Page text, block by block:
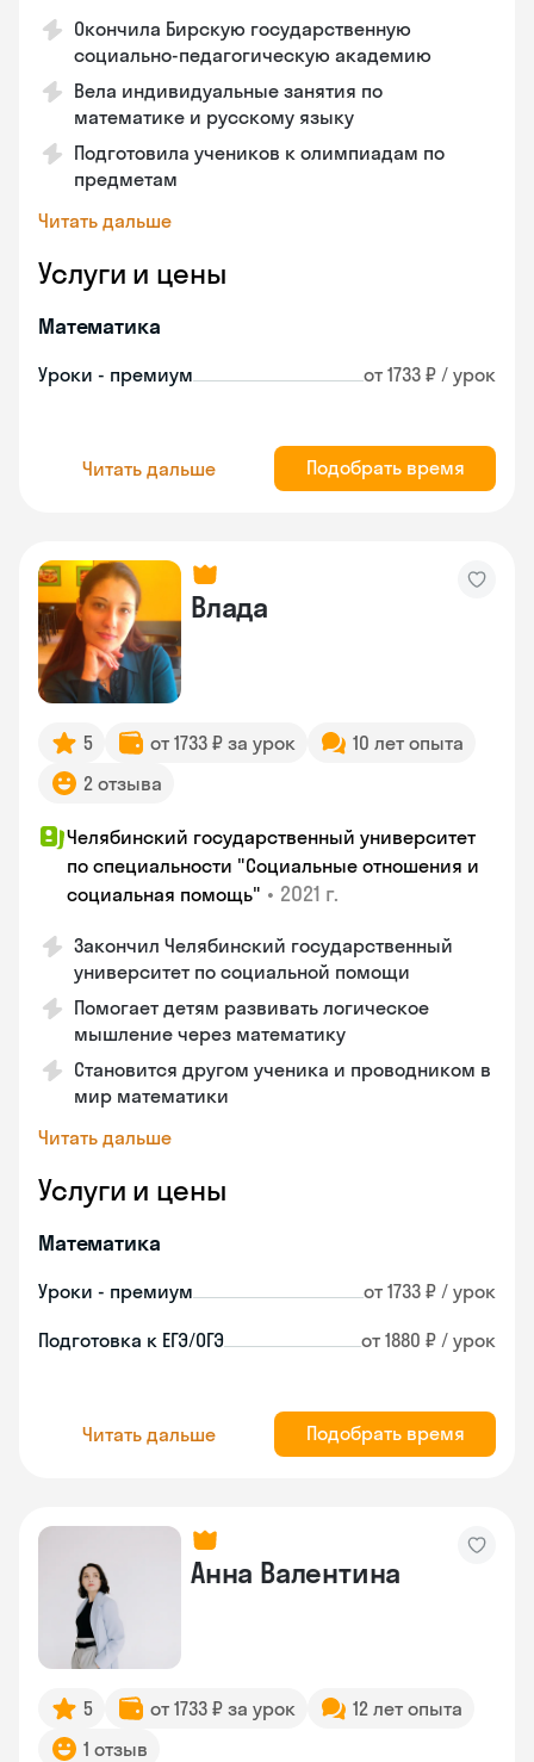
Окончила Бирскую государственную
социально-педагогическую академию
Вела индивидуальные занятия по
математике и русскому языку
Подготовила учеников к олимпиадам по
предметам
Читать дальше
Услуги и цены
Математика
Уроки - премиум от 1733 ₽ / урок
Читать дальше Подобрать время
Влада
5 от 1733 ₽ за урок
10 лет опыта
2 отзыва
Челябинский государственный университет
по специальности "Социальные отношения и
социальная помощь" • 2021 г.
Закончил Челябинский государственный
университет по социальной помощи
Помогает детям развивать логическое
мышление через математику
Становится другом ученика и проводником в
мир математики
Читать дальше
Услуги и цены
Математика
Уроки - премиум от 1733 ₽ / урок
Подготовка к ЕГЭ/ОГЭ от 1880 ₽ / урок
Читать дальше Подобрать время
Анна Валентина
5 от 1733 ₽ за урок
12 лет опыта
1 отзыв